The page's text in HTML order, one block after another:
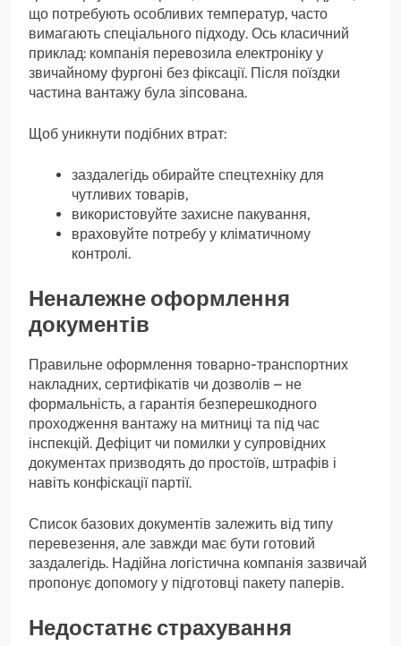
що потребують особливих температур, часто
вимагають спеціального підходу. Ось класичний
приклад: компанія перевозила електроніку у
звичайному фургоні без фіксації. Після поїздки
частина вантажу була зіпсована.
Щоб уникнути подібних втрат:
заздалегідь обирайте спецтехніку для
чутливих товарів,
використовуйте захисне пакування,
враховуйте потребу у кліматичному
контролі.
Неналежне оформлення
документів
Правильне оформлення товарно-транспортних
накладних, сертифікатів чи дозволів – не
формальність, а гарантія безперешкодного
проходження вантажу на митниці та під час
інспекцій. Дефіцит чи помилки у супровідних
документах призводять до простоїв, штрафів і
навіть конфіскації партії.
Список базових документів залежить від типу
перевезення, але завжди має бути готовий
заздалегідь. Надійна логістична компанія зазвичай
пропонує допомогу у підготовці пакету паперів.
Недостатнє страхування